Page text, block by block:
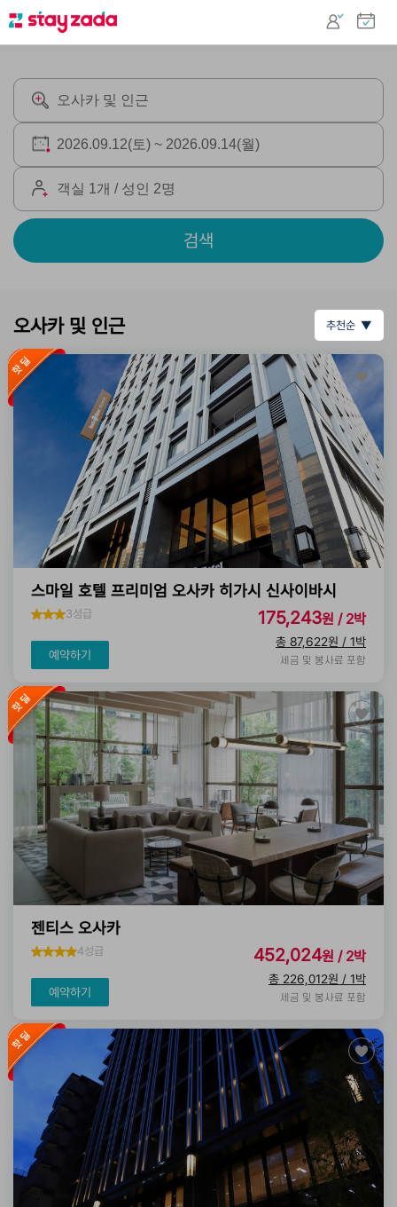
검색
오사카 및 인근 추천순 ▼
스마일 호텔 프리미엄 오사카 히가시 신사이바시
3성급
예약하기
175,243원 / 2박
총 87,622원 / 1박
세금 및 봉사료 포함
젠티스 오사카
4성급
예약하기
452,024원 / 2박
총 226,012원 / 1박
세금 및 봉사료 포함